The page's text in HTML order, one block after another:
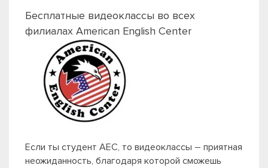
Бесплатные видеоклассы во всех
филиалах American English Center
Если ты студент АЕС, то видеоклассы – приятная
неожиданность, благодаря которой сможешь